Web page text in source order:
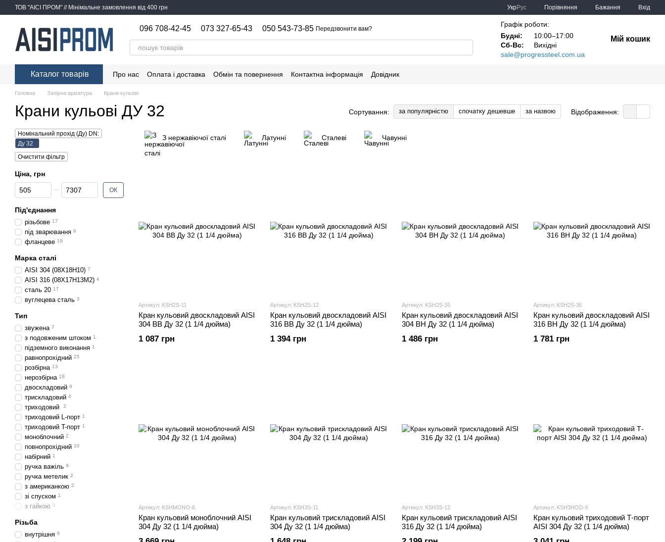
Перейти до основного контенту
ТОВ "АІСІ ПРОМ" // Мінімальне замовлення від 400 грн УкрРус Порівняння Бажання Вхід
096 708-42-45 073 327-65-43 050 543-73-85 Передзвонити вам?
Графік роботи:
Будні:
10:00–17:00
Сб-Вс:
Вихідні
sale@progressteel.com.ua
Мій кошик
Каталог товарів Про нас Оплата і доставка Обмін та повернення Контактна інформація Довідник
Головна Запірна арматура Крани кульові
Крани кульові ДУ 32 Сортування: за популярністю спочатку дешевше за назвою Відображення:
З нержавіючої сталі Латунні Сталеві Чавунні
Артикул: KSH2S-11
Кран кульовий двоскладовий AISI
304 ВВ Ду 32 (1 1/4 дюйма)
1 087 грн
Артикул: KSH2S-12
Кран кульовий двоскладовий AISI
316 ВВ Ду 32 (1 1/4 дюйма)
1 394 грн
Артикул: KSH2S-35
Кран кульовий двоскладовий AISI
304 ВН Ду 32 (1 1/4 дюйма)
1 486 грн
Артикул: KSH2S-36
Кран кульовий двоскладовий AISI
316 ВН Ду 32 (1 1/4 дюйма)
1 781 грн
Артикул: KSHMONO-8
Кран кульовий моноблочний AISI
304 Ду 32 (1 1/4 дюйма)
Артикул: KSH3S-11
Кран кульовий трискладовий AISI
304 Ду 32 (1 1/4 дюйма)
Артикул: KSH3S-12
Кран кульовий трискладовий AISI
316 Ду 32 (1 1/4 дюйма)
Артикул: KSH3HOD-9
Кран кульовий триходовий Т-порт
AISI 304 Ду 32 (1 1/4 дюйма)
Номінальний прохід (Ду) DN:
Ду 32
Очистити фільтр
Ціна, грн
Від Ціна, грн
До Ціна, грн ОК
Під'єднання
різьбове 17
під зварювання 9
фланцеве 18
Марка сталі
AISI 304 (08Х18Н10) 7
AISI 316 (08Х17Н13М2) 4
сталь 20 17
вуглецева сталь 3
Тип
звужена 7
з подовженим штоком 1
підземного виконання 1
равнопрохідний 25
розбірна 13
нерозбірна 18
двоскладовий 9
трискладовий 4
триходовий 2
триходовий L-порт 1
триходовий T-порт 1
моноблочний 2
повнопрохідний 10
набірний 1
ручка важіль 9
ручка метелик 2
з американкою 2
зі спуском 1
з гайкою 0
Різьба
внутрішня 9